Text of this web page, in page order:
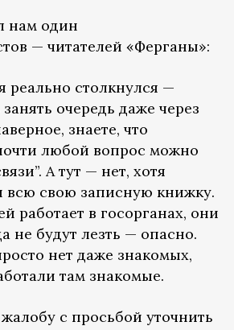
нам один
— читателей «Ферганы»:
реально столкнулся —
очередь даже через
знаете, что
любой вопрос можно
А тут — нет, хотя
всю свою записную книжку.
работает в госорганах, они
не будут лезть — опасно.
нет даже знакомых,
там знакомые.
с просьбой уточнить